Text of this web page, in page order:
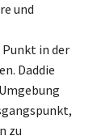
und
in der
Daddie
zu